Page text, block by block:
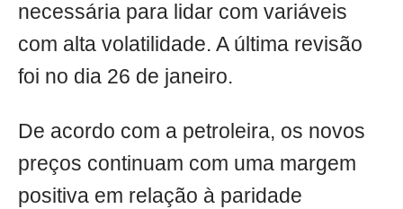
necessária para lidar com variáveis
com alta volatilidade. A última revisão
foi no dia 26 de janeiro.
De acordo com a petroleira, os novos
preços continuam com uma margem
positiva em relação à paridade